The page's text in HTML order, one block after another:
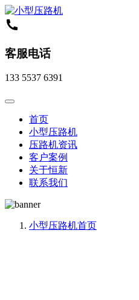
客服电话
133 5537 6391
首页
小型压路机
压路机资讯
客户案例
关于恒新
联系我们
小型压路机首页